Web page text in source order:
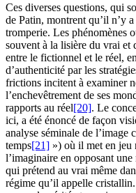
Ces diverses questions, qui
de Patin, montrent qu’il n’y
tromperie. Les phénomènes
souvent à la lisière du vrai et
entre le fictionnel et le réel,
d’authenticité par les
frictions incitent à examiner
l’enchevêtrement de ses
rapports au réel[20]. Le
ici, a été énoncé de façon
analyse séminale de l’image
temps[21] ») où il met en jeu
l’imaginaire en opposant
qui prétend au vrai même
régime qu’il appelle